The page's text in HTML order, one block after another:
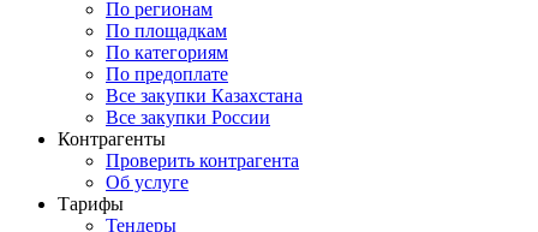
По регионам
По площадкам
По категориям
По предоплате
Все закупки Казахстана
Все закупки России
Контрагенты
Проверить контрагента
Об услуге
Тарифы
Тендеры